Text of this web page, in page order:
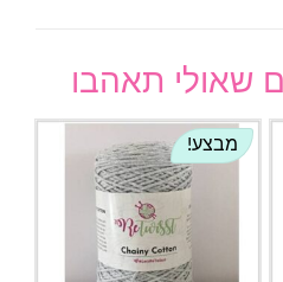
שאולי תאהבו
מבצע!